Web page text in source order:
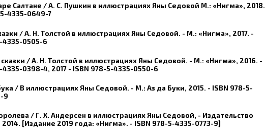
Салтане / А. С. Пушкин в иллюстрациях Яны Седовой М.: «Нигма», 2018.
4335-0649-7
/ А. Н. Толстой в иллюстрациях Яны Седовой. - М.: «Нигма», 2017. -
4335-0505-6
сказки / А. Н. Толстой в иллюстрациях Яны Седовой. - М.: «Нигма», 2016. -
4335-0398-4, 2017 - ISBN 978-5-4335-0550-6
/ В иллюстрациях Яны Седовой. - М.: Аз да Буки, 2015. - ISBN 978-5-
9
/ Г. Х. Андерсен в иллюстрациях Яны Седовой, - Издательство
[Издание 2019 года: «Нигма». - ISBN 978-5-4335-0773-9]